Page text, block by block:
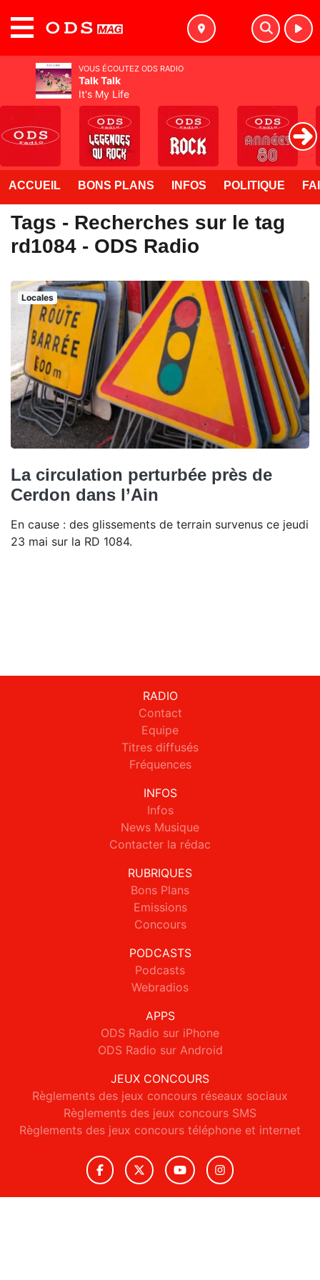
ACCUEIL BONS PLANS INFOS POLITIQUE
Tags - Recherches sur le tag
rd1084 - ODS Radio
Locales
La circulation perturbée près de
Cerdon dans l’Ain
En cause : des glissements de terrain survenus ce jeudi
23 mai sur la RD 1084.
RADIO
Contact
Equipe
Titres diffusés
Fréquences
INFOS
Infos
News Musique
Contacter la rédac
RUBRIQUES
Bons Plans
Emissions
Concours
PODCASTS
Podcasts
Webradios
APPS
ODS Radio sur iPhone
ODS Radio sur Android
JEUX CONCOURS
Règlements des jeux concours réseaux sociaux
Règlements des jeux concours SMS
Règlements des jeux concours téléphone et internet
VOUS ÉCOUTEZ ODS RADIO
Talk Talk
It's My Life